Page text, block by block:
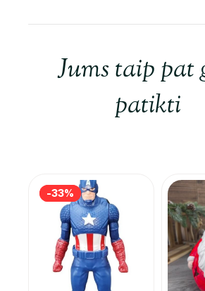
Jums taip pat
patikti
-33%
-33%